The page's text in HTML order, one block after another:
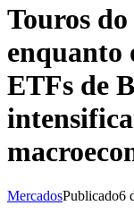
Touros
enquanto
ETFs de
MercadosPublicado6